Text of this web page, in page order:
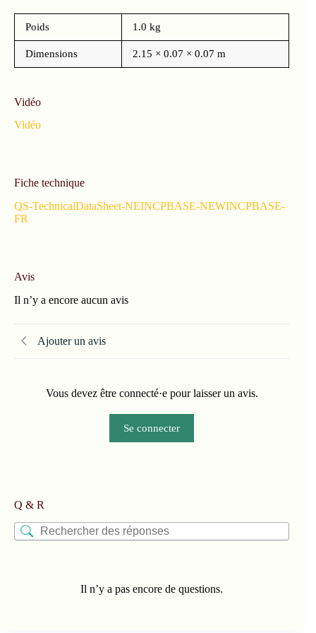
Poids 1.0 kg
Dimensions 2.15 × 0.07 × 0.07 m
Vidéo
Vidéo
Fiche technique
QS-TechnicalDataSheet-NEINCPBASE-NEWINCPBASE-
FR
Avis
Il n’y a encore aucun avis
Ajouter un avis
Vous devez être connecté·e pour laisser un avis.
Se connecter
Q & R
Il n’y a pas encore de questions.